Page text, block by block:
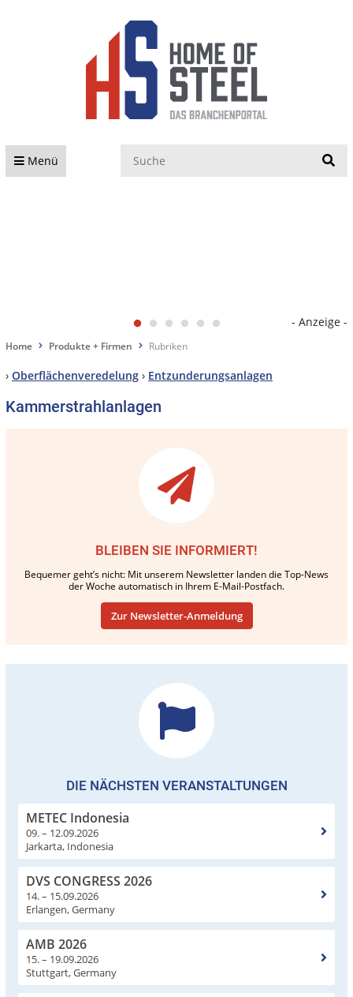
Menü
- Anzeige -
Home Produkte + Firmen Rubriken
› Oberflächenveredelung › Entzunderungsanlagen
Kammerstrahlanlagen
BLEIBEN SIE INFORMIERT!
Bequemer geht’s nicht: Mit unserem Newsletter landen die Top-News
der Woche automatisch in Ihrem E-Mail-Postfach.
Zur Newsletter-Anmeldung
DIE NÄCHSTEN VERANSTALTUNGEN
METEC Indonesia
09. – 12.09.2026
Jarkarta, Indonesia
DVS CONGRESS 2026
14. – 15.09.2026
Erlangen, Germany
AMB 2026
15. – 19.09.2026
Stuttgart, Germany